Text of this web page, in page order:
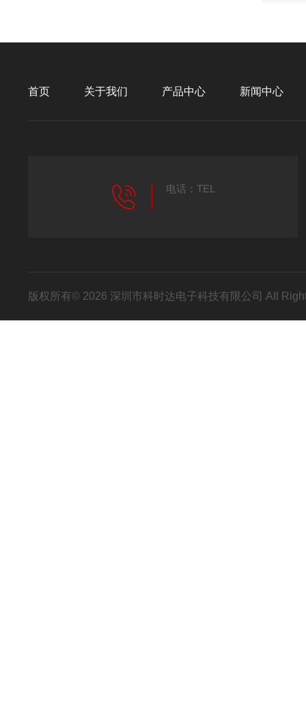
首页 关于我们 产品中心 新闻中心
电话：TEL
版权所有© 2026 深圳市科时达电子科技有限公司 All